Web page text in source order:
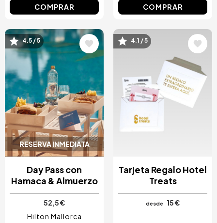
COMPRAR COMPRAR
RESERVA INMEDIATA
Image
4.5 / 5
Day Pass con
Hamaca & Almuerzo
52,5 €
Hilton Mallorca
Image
4.1 / 5
Tarjeta Regalo Hotel
Treats
desde 15 €